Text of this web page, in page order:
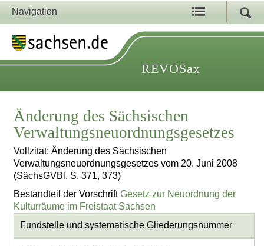
Navigation
REVOSax
Änderung des Sächsischen
Verwaltungsneuordnungsgesetzes
Vollzitat: Änderung des Sächsischen
Verwaltungsneuordnungsgesetzes vom 20. Juni 2008
(SächsGVBl. S. 371, 373)
Bestandteil der VorschriftGesetz zur Neuordnung der
Kulturräume im Freistaat Sachsen
Fundstelle und systematische Gliederungsnummer